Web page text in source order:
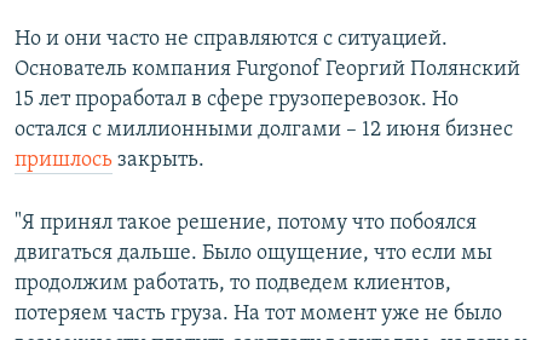
Но и они часто не справляются с ситуацией.
Основатель компания Furgonof Георгий Полянский
15 лет проработал в сфере грузоперевозок. Но
остался с миллионными долгами – 12 июня бизнес
пришлось закрыть.
"Я принял такое решение, потому что побоялся
двигаться дальше. Было ощущение, что если мы
продолжим работать, то подведем клиентов,
потеряем часть груза. На тот момент уже не было